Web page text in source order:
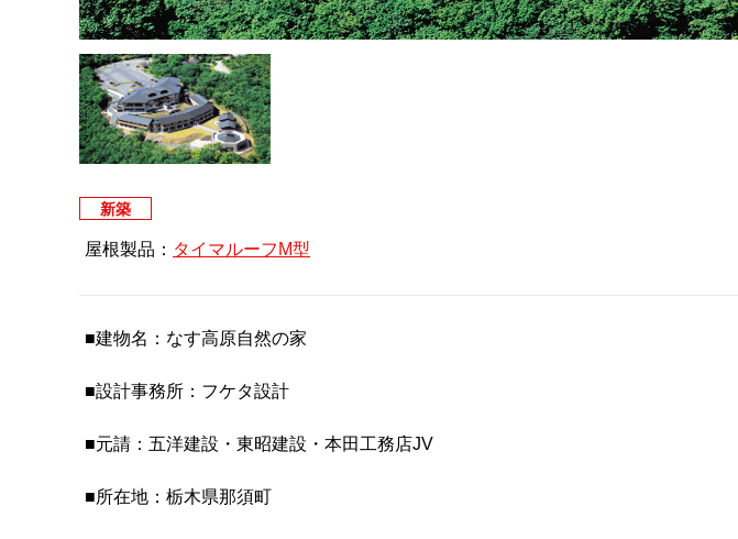
新築
屋根製品： タイマルーフM型
■建物名：なす高原自然の家
■設計事務所：フケタ設計
■元請：五洋建設・東昭建設・本田工務店JV
■所在地：栃木県那須町